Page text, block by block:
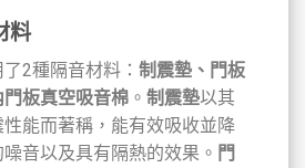
料
2種隔音材料： 制震墊、門板
板真空吸音棉 。 制震墊以其
能而著稱，能有效吸收並降
音以及具有隔熱的效果。 門